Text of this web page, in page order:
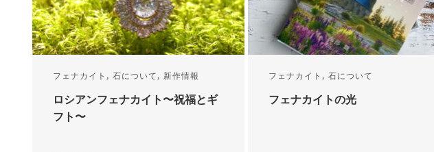
フェナカイト , 石について , 新作情報
ロシアンフェナカイト〜祝福とギ
フト〜
フェナカイト , 石について
フェナカイトの光